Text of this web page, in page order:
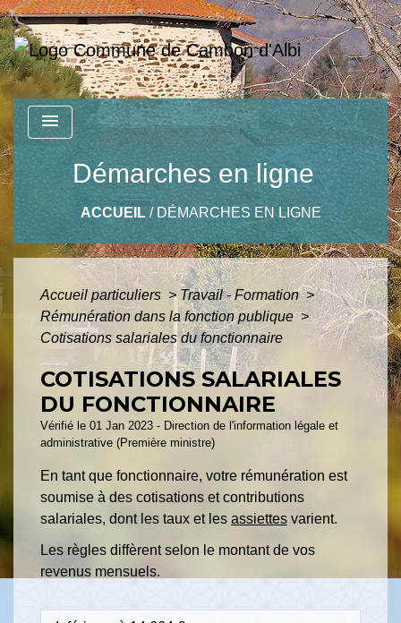
menu
Démarches en ligne
ACCUEIL/ DÉMARCHES EN LIGNE
Accueil particuliers > Travail - Formation>
Rémunération dans la fonction publique>
Cotisations salariales du fonctionnaire
COTISATIONS SALARIALES
DU FONCTIONNAIRE
Vérifié le 01 Jan 2023 - Direction de l'information légale et
administrative (Première ministre)
En tant que fonctionnaire, votre rémunération est
soumise à des cotisations et contributions
salariales, dont les taux et les assiettes varient.
Les règles diffèrent selon le montant de vos
revenus mensuels.